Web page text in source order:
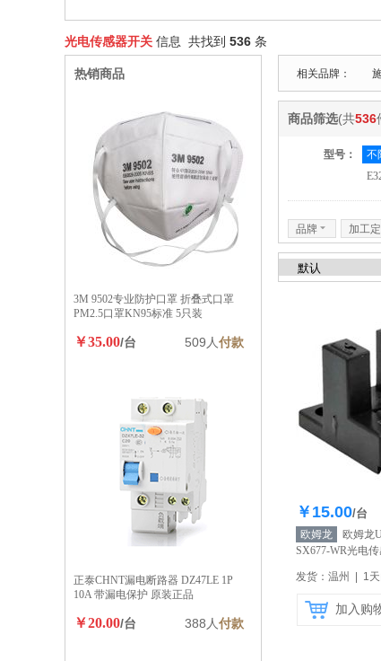
光电传感器开关 信息 共找到 536 条
相关品牌：
商品筛选(共536
型号： 不
品牌 6 加工
库
￥15.00/台
欧姆龙
欧姆龙
SX677-WR光电
发货：温州 | 1
加入购
热销商品
3M 9502专业防护口罩 折叠式口罩
PM2.5口罩KN95标准 5只装
￥35.00/台 509人付款
正泰CHNT漏电断路器 DZ47LE 1P
10A 带漏电保护 原装正品
￥20.00/台 388人付款